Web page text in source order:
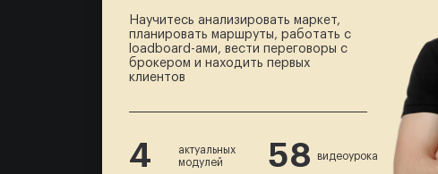
Научитесь анализировать маркет,
планировать маршруты, работать с
loadboard-ами, вести переговоры с
брокером и находить первых
клиентов
4
актуальных
модулей
58 видеоурока